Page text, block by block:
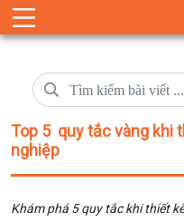
Top 5 quy tắc vàng khi
nghiệp
Khám phá 5 quy tắc khi thiết